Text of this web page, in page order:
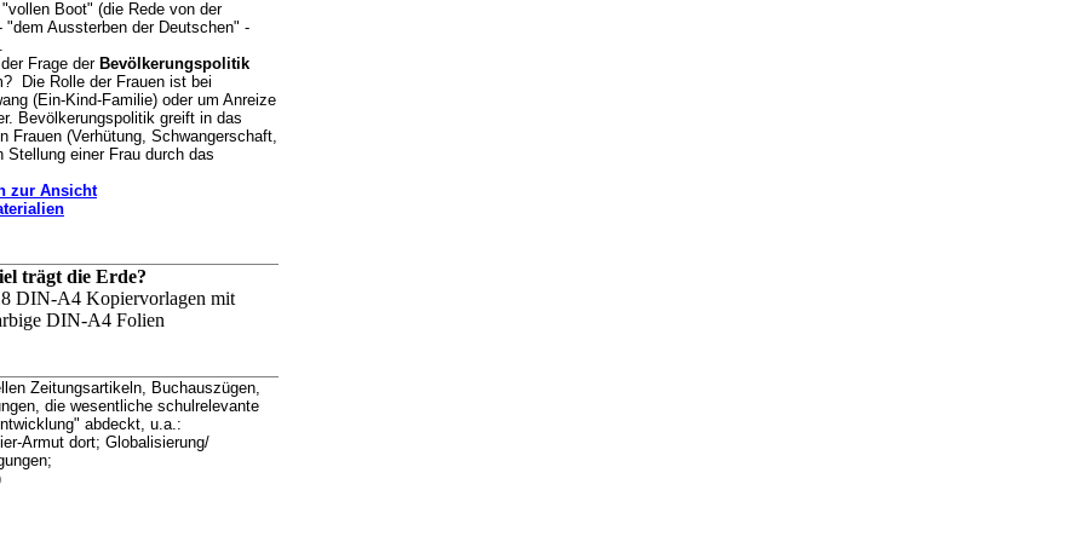
Boot" (die Rede von der
Aussterben der Deutschen" -
Frage der Bevölkerungspolitik
Die Rolle der Frauen ist bei
(Ein-Kind-Familie) oder um Anreize
Bevölkerungspolitik greift in das
Frauen (Verhütung, Schwangerschaft,
einer Frau durch das
zur Ansicht
trägt die Erde?
DIN-A4 Kopiervorlagen mit
DIN-A4 Folien
Zeitungsartikeln, Buchauszügen,
die wesentliche schulrelevante
abdeckt, u.a.:
Armut dort; Globalisierung/